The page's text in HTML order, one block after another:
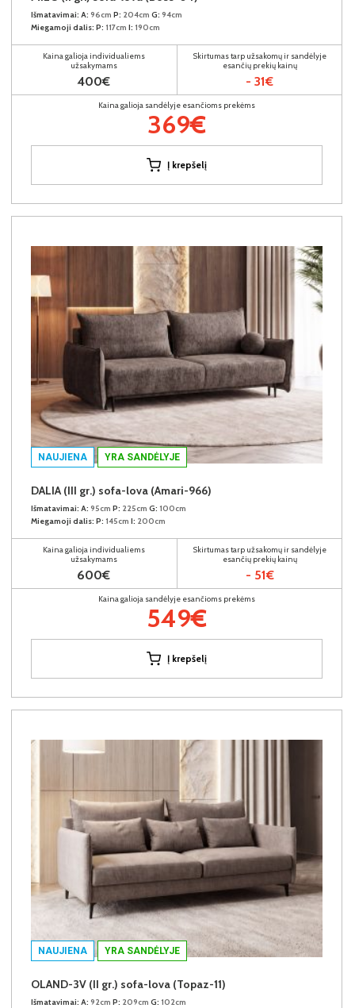
Išmatavimai: A: 96cm P: 204cm G: 94cm
Miegamoji dalis: P: 117cm I: 190cm
Kaina galioja individualiems
užsakymams
400€
Skirtumas tarp užsakomų ir sandėlyje
esančių prekių kainų
- 31€
Kaina galioja sandėlyje esančioms prekėms
369€
Į krepšelį
NAUJIENA YRA SANDĖLYJE
DALIA (III gr.) sofa-lova (Amari-966)
Išmatavimai: A: 95cm P: 225cm G: 100cm
Miegamoji dalis: P: 145cm I: 200cm
Kaina galioja individualiems
užsakymams
600€
Skirtumas tarp užsakomų ir sandėlyje
esančių prekių kainų
- 51€
Kaina galioja sandėlyje esančioms prekėms
549€
Į krepšelį
NAUJIENA YRA SANDĖLYJE
OLAND-3V (II gr.) sofa-lova (Topaz-11)
Išmatavimai: A: 92cm P: 209cm G: 102cm